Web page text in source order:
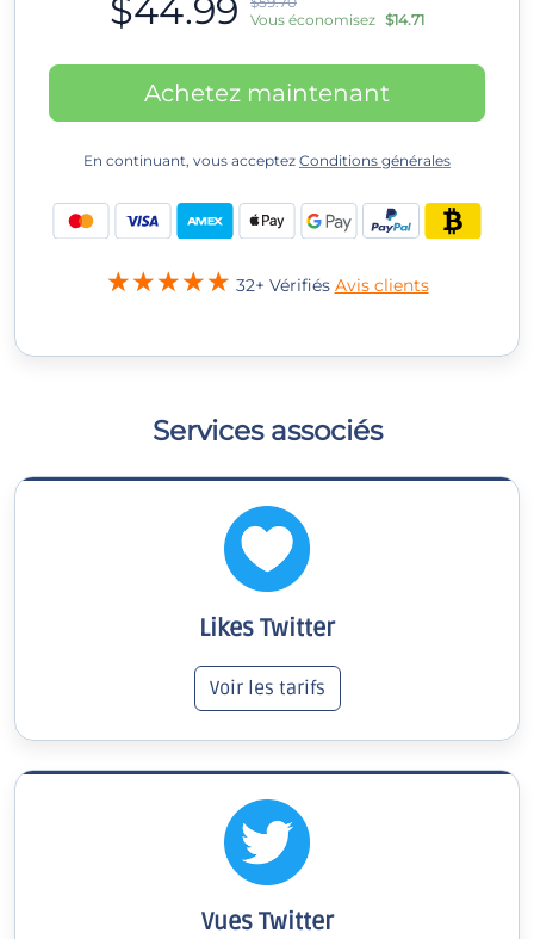
$44.99
Vous économisez $14.71
Achetez maintenant
En continuant, vous acceptez Conditions générales
32+ Vérifiés Avis clients
Services associés
Likes Twitter
Voir les tarifs
Vues Twitter